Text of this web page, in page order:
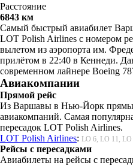
Расстояние
6843 км
Самый быстрый авиабилет
LOT Polish Airlines с номером
вылетом из аэропорта им.
прилётом в 22:40 в Кеннеди.
современном лайнере Boeing
Авиакомпании
Прямой рейс
Из Варшавы в Нью-Йорк
авиакомпаний. Самая
пересадок LOT Polish Airlines.
LOT Polish Airlines: LO 6, LO 11, LO
Рейсы с пересадками
Авиабилеты на рейсы с